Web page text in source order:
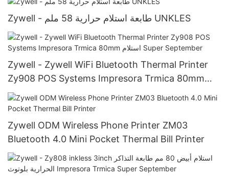
Zywell - طابعة استلام حرارية 58 ملم UNKLES
Zywell - Zywell WiFi Bluetooth Thermal Printer
Zy908 POS Systems Impresora Trmica 80mm
استلام Super September
Zywell ODM Wireless Phone Printer ZM03
Bluetooth 4.0 Mini Pocket Thermal Bill Printer